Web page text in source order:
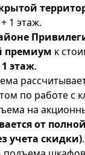
1 этаж.
премиум к
1 этаж.
по работе с
на
от
учета скидки).